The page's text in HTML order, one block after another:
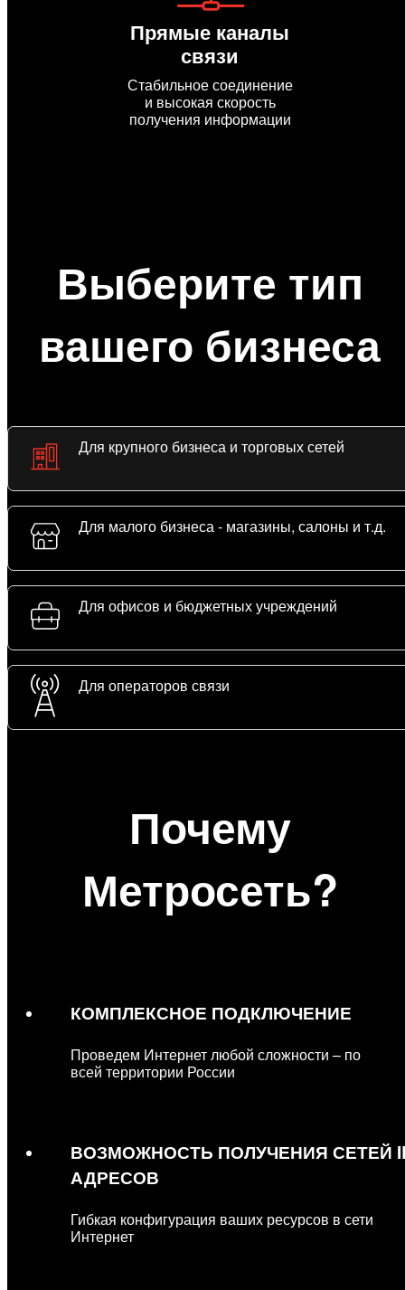
Прямые каналы
связи
Стабильное соединение
и высокая скорость
получения информации
Выберите тип
вашего бизнеса
Для крупного бизнеса и торговых сетей
Для малого бизнеса - магазины, салоны и т.д.
Для офисов и бюджетных учреждений
Для операторов связи
Почему
Метросеть?
КОМПЛЕКСНОЕ ПОДКЛЮЧЕНИЕ
Проведем Интернет любой сложности – по
всей территории России
ВОЗМОЖНОСТЬ ПОЛУЧЕНИЯ СЕТЕЙ
АДРЕСОВ
Гибкая конфигурация ваших ресурсов в сети
Интернет